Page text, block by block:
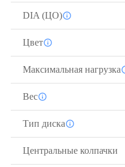
DIA (ЦО)
Цвет
Максимальная нагрузка
Вес
Тип диска
Центральные колпачки